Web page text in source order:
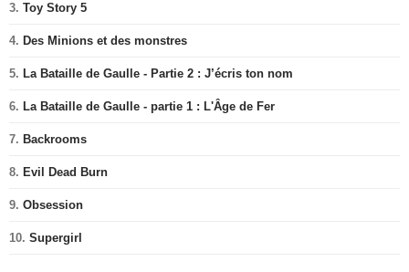
3. Toy Story 5
4. Des Minions et des monstres
5. La Bataille de Gaulle - Partie 2 : J’écris ton nom
6. La Bataille de Gaulle - partie 1 : L'Âge de Fer
7. Backrooms
8. Evil Dead Burn
9. Obsession
10. Supergirl